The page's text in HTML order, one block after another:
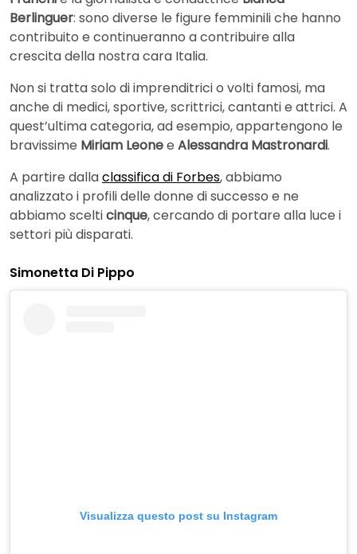
Berlinguer: sono diverse le figure femminili che hanno
contribuito e continueranno a contribuire alla
crescita della nostra cara Italia.
Non si tratta solo di imprenditrici o volti famosi, ma
anche di medici, sportive, scrittrici, cantanti e attrici. A
quest’ultima categoria, ad esempio, appartengono le
bravissime Miriam Leonee Alessandra Mastronardi.
A partire dallaclassifica di Forbes, abbiamo
analizzato i profili delle donne di successo e ne
abbiamo scelticinque, cercando di portare alla luce i
settori più disparati.
Simonetta Di Pippo
Visualizza questo post su Instagram